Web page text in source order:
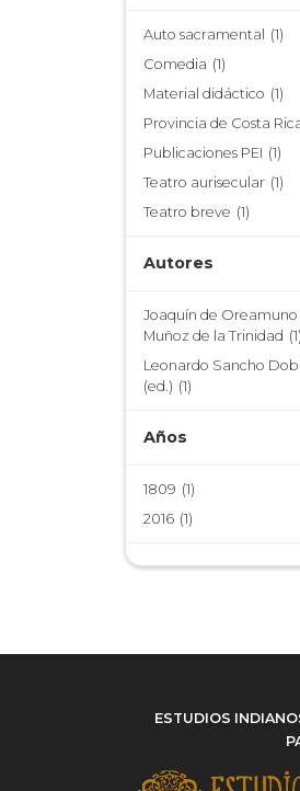
Auto sacramental
(1)
Comedia (1)
Material didáctico (1)
Provincia de Costa
Publicaciones PEI (1)
Teatro aurisecular (1)
Teatro breve (1)
Autores
Joaquín de Oreamuno
Muñoz de la Trinidad (1)
Leonardo Sancho
(ed.) (1)
Años
1809 (1)
2016 (1)
ESTUDIOS